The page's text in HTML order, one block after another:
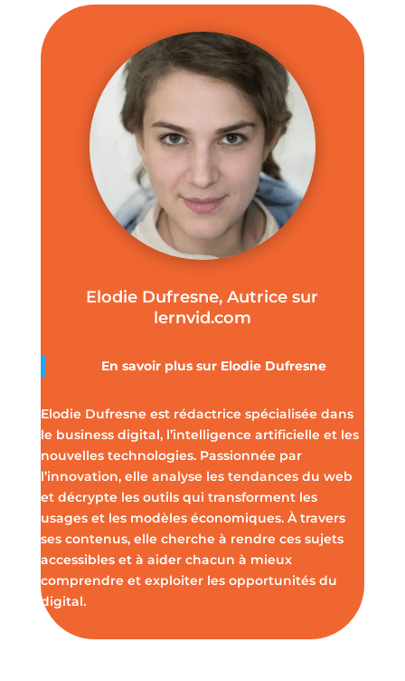
Elodie Dufresne, Autrice sur
lernvid.com
En savoir plus sur Elodie Dufresne
Elodie Dufresne est rédactrice spécialisée dans
le business digital, l’intelligence artificielle et les
nouvelles technologies. Passionnée par
l’innovation, elle analyse les tendances du web
et décrypte les outils qui transforment les
usages et les modèles économiques. À travers
ses contenus, elle cherche à rendre ces sujets
accessibles et à aider chacun à mieux
comprendre et exploiter les opportunités du
digital.